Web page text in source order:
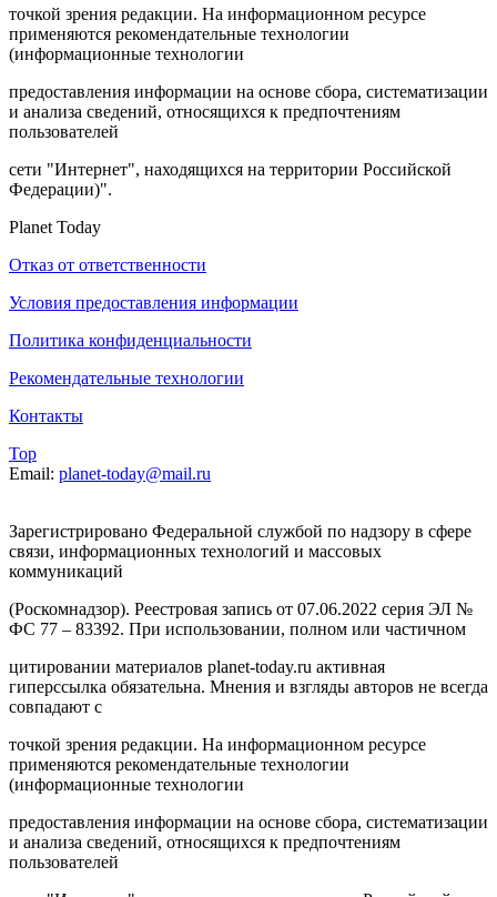
точкой зрения редакции. На информационном ресурсе
применяются рекомендательные технологии
(информационные технологии
предоставления информации на основе сбора, систематизации
и анализа сведений, относящихся к предпочтениям
пользователей
сети "Интернет", находящихся на территории Российской
Федерации)".
Planet Today
Отказ от ответственности
Условия предоставления информации
Политика конфиденциальности
Рекомендательные технологии
Контакты
Top
Email: planet-today@mail.ru
Зарегистрировано Федеральной службой по надзору в сфере
связи, информационных технологий и массовых
коммуникаций
(Роскомнадзор). Реестровая запись от 07.06.2022 серия ЭЛ №
ФС 77 – 83392. При использовании, полном или частичном
цитировании материалов planet-today.ru активная
гиперссылка обязательна. Мнения и взгляды авторов не всегда
совпадают с
точкой зрения редакции. На информационном ресурсе
применяются рекомендательные технологии
(информационные технологии
предоставления информации на основе сбора, систематизации
и анализа сведений, относящихся к предпочтениям
пользователей